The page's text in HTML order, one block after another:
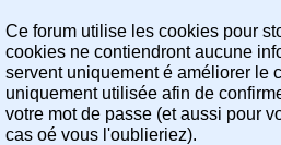
Ce forum utilise les cookies pour
cookies ne contiendront aucune
servent uniquement é améliorer le
uniquement utilisée afin de
votre mot de passe (et aussi pour
cas oé vous l'oublieriez).